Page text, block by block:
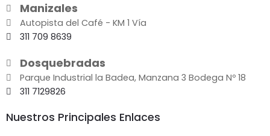
Manizales
Autopista del Café - KM 1 Vía
311 709 8639
Dosquebradas
Parque Industrial la Badea, Manzana 3 Bodega Nº 18
311 7129826
Nuestros Principales Enlaces